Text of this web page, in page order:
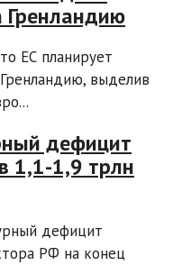
Гренландию
ЕС планирует
выделив
дефицит
1,1-1,9 трлн
дефицит
РФ на конец